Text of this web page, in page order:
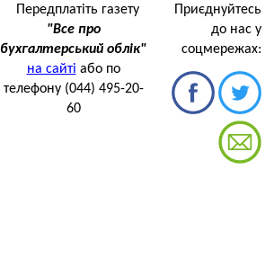
Передплатіть газету
"Все про
бухгалтерський облік"
на сайті або по
телефону (044) 495-20-
60
Приєднуйтесь
до нас у
соцмережах: